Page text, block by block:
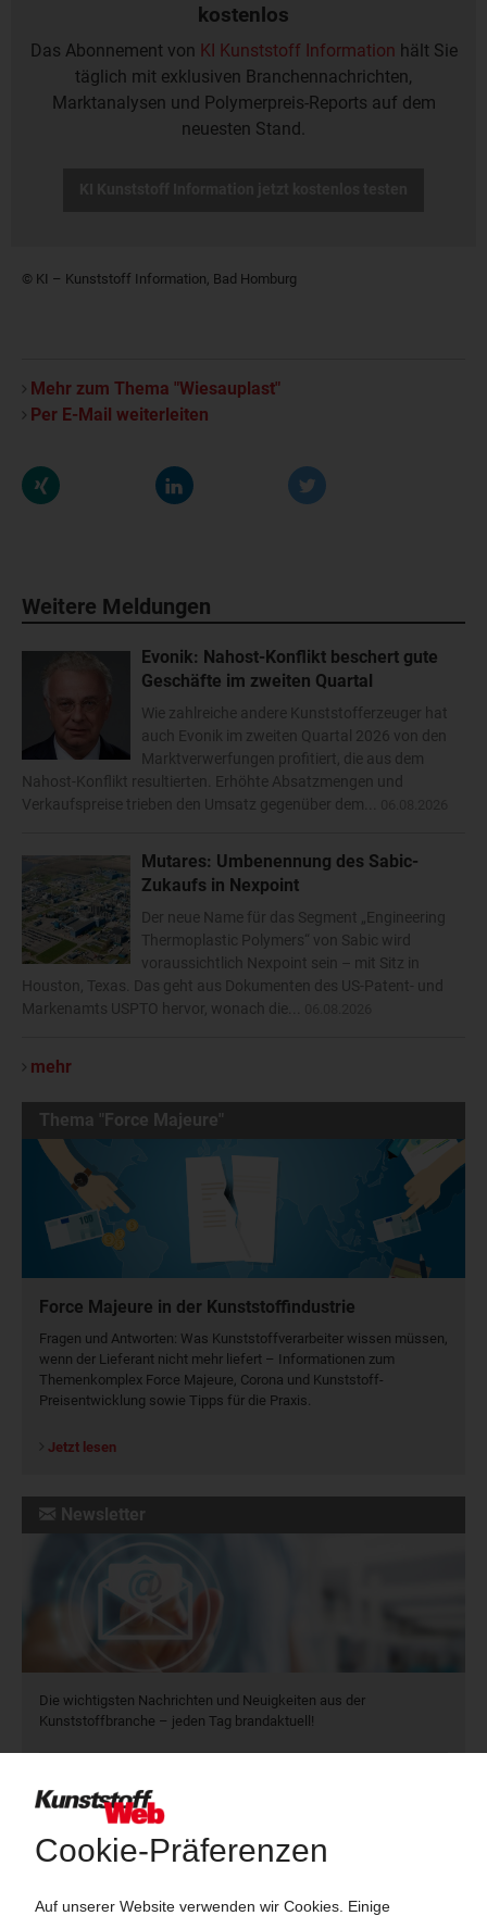
kostenlos
Das Abonnement von KI Kunststoff Information hält Sie
täglich mit exklusiven Branchennachrichten,
Marktanalysen und Polymerpreis-Reports auf dem
neuesten Stand.
© KI – Kunststoff Information, Bad Homburg
Mehr zum Thema "Wiesauplast"
Per E-Mail weiterleiten
Weitere Meldungen
Evonik: Nahost-Konflikt beschert gute
Geschäfte im zweiten Quartal
Wie zahlreiche andere Kunststofferzeuger hat
auch Evonik im zweiten Quartal 2026 von den
Marktverwerfungen profitiert, die aus dem
Nahost-Konflikt resultierten. Erhöhte Absatzmengen und
Verkaufspreise trieben den Umsatz gegenüber dem...
Mutares: Umbenennung des Sabic-
Zukaufs in Nexpoint
Der neue Name für das Segment „Engineering
Thermoplastic Polymers“ von Sabic wird
voraussichtlich Nexpoint sein – mit Sitz in
Houston, Texas. Das geht aus Dokumenten des US-Patent- und
Markenamts USPTO hervor, wonach die...
mehr
Thema "Force Majeure"
Force Majeure in der Kunststoffindustrie
Fragen und Antworten: Was Kunst­stoff­verarbeiter wissen müssen,
wenn der Lieferant nicht mehr liefert – Informationen zum
Themenkomplex Force Majeure, Corona und Kunststoff-
Preisentwicklung sowie Tipps für die Praxis.
Jetzt lesen
Newsletter
Die wichtigsten Nachrichten und Neuigkeiten aus der
Kunststoffbranche – jeden Tag brandaktuell!
Ich habe dieDatenschutzbestimmungen
und akzeptiere diese.